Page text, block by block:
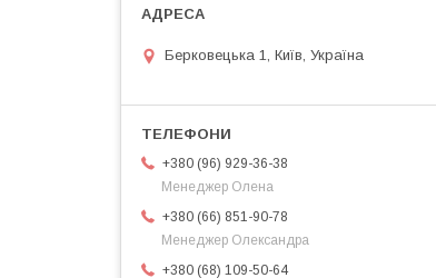
Берковецька 1, Київ, Україна
+380 (96) 929-36-38
Менеджер Олена
+380 (66) 851-90-78
Менеджер Олександра
+380 (68) 109-50-64